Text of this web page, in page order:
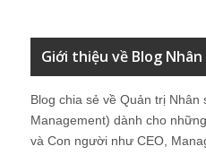
Giới thiệu về Blog
Blog chia sẻ về Quản trị
Management) dành cho
và Con người như CEO,